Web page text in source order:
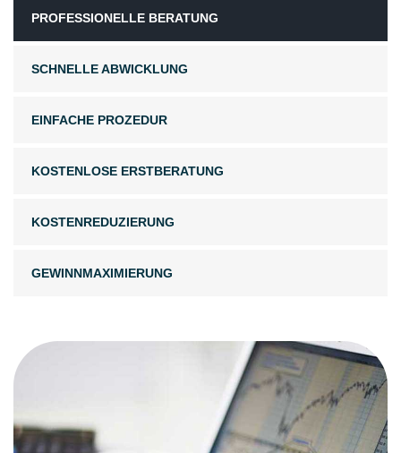
PROFESSIONELLE BERATUNG
SCHNELLE ABWICKLUNG
EINFACHE PROZEDUR
KOSTENLOSE ERSTBERATUNG
KOSTENREDUZIERUNG
GEWINNMAXIMIERUNG